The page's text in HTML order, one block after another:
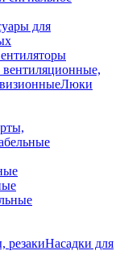
для
Люки
резакиНасадки для